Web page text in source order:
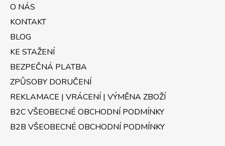
ý
p
i
s
O NÁS
KONTAKT
BLOG
KE STAŽENÍ
BEZPEČNÁ PLATBA
ZPŮSOBY DORUČENÍ
REKLAMACE | VRÁCENÍ | VÝMĚNA ZBOŽÍ
B2C VŠEOBECNÉ OBCHODNÍ PODMÍNKY
B2B VŠEOBECNÉ OBCHODNÍ PODMÍNKY